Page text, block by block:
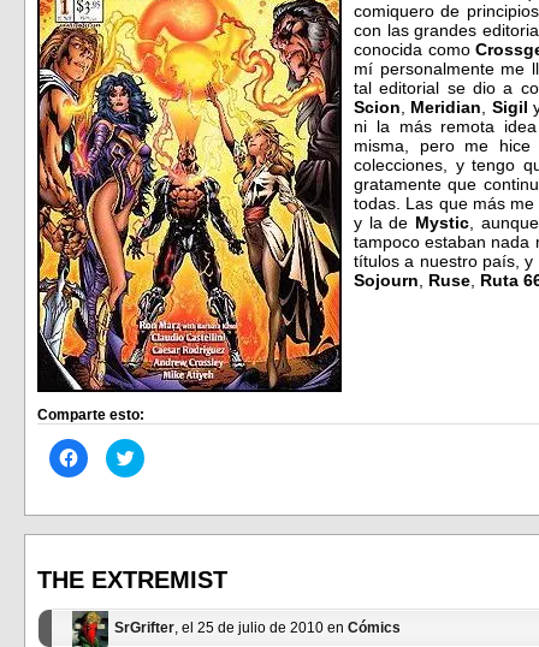
comiquero de
con las grandes
conocida como
mí personalmente me
tal editorial se dio a
Scion, Meridian, Sigil
ni la más remota
misma, pero me
colecciones, y tengo
gratamente que
todas. Las que más
y la de Mystic,
tampoco estaban nada
títulos a nuestro país,
Sojourn, Ruse, Ruta
Comparte esto:
Haz
clic
en
(Se
en
una
nueva)
Haz
clic
en
(Se
en
una
nueva)
THE EXTREMIST
SrGrifter, el 25 de julio de 2010 en Cómics